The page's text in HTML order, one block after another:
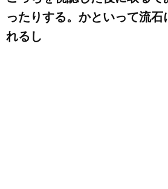
ったりする。かといって流石
れるし